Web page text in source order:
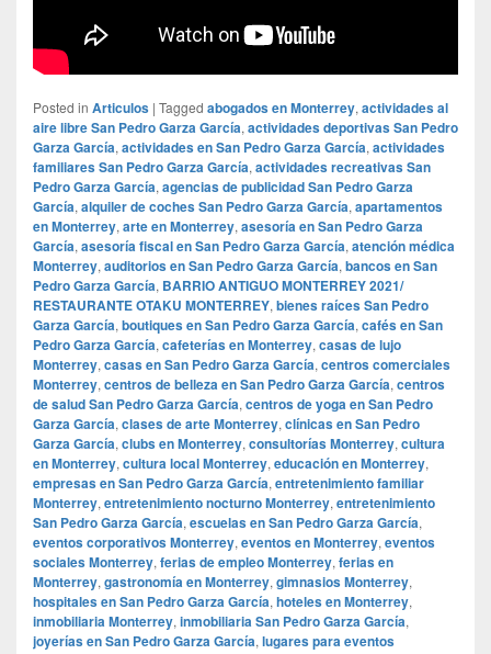
Posted in Articulos | Tagged abogados en Monterrey, actividades al
aire libre San Pedro Garza García, actividades deportivas San Pedro
Garza García, actividades en San Pedro Garza García, actividades
familiares San Pedro Garza García, actividades recreativas San
Pedro Garza García, agencias de publicidad San Pedro Garza
García, alquiler de coches San Pedro Garza García, apartamentos
en Monterrey, arte en Monterrey, asesoría en San Pedro Garza
García, asesoría fiscal en San Pedro Garza García, atención médica
Monterrey, auditorios en San Pedro Garza García, bancos en San
Pedro Garza García, BARRIO ANTIGUO MONTERREY 2021/
RESTAURANTE OTAKU MONTERREY, bienes raíces San Pedro
Garza García, boutiques en San Pedro Garza García, cafés en San
Pedro Garza García, cafeterías en Monterrey, casas de lujo
Monterrey, casas en San Pedro Garza García, centros comerciales
Monterrey, centros de belleza en San Pedro Garza García, centros
de salud San Pedro Garza García, centros de yoga en San Pedro
Garza García, clases de arte Monterrey, clínicas en San Pedro
Garza García, clubs en Monterrey, consultorías Monterrey, cultura
en Monterrey, cultura local Monterrey, educación en Monterrey,
empresas en San Pedro Garza García, entretenimiento familiar
Monterrey, entretenimiento nocturno Monterrey, entretenimiento
San Pedro Garza García, escuelas en San Pedro Garza García,
eventos corporativos Monterrey, eventos en Monterrey, eventos
sociales Monterrey, ferias de empleo Monterrey, ferias en
Monterrey, gastronomía en Monterrey, gimnasios Monterrey,
hospitales en San Pedro Garza García, hoteles en Monterrey,
inmobiliaria Monterrey, inmobiliaria San Pedro Garza García,
joyerías en San Pedro Garza García, lugares para eventos